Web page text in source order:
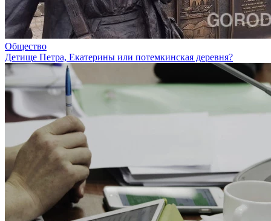
Общество
Детище Петра, Екатерины или потемкинская деревня?